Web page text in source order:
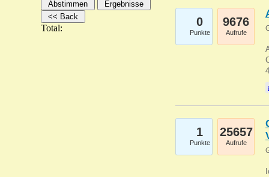
Total: 0
Punkte
9676
Aufrufe
1
Punkte
25657
Aufrufe